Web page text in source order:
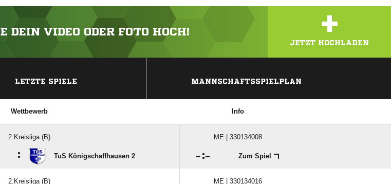
DEIN VIDEO ODER FOTO HOCH! +
JETZT HOCHLADEN
LETZTE SPIELE MANNSCHAFTSSPIELPLAN
Wettbewerb Info
2.Kreisliga (B) ME | 330134008
: TuS Königschaffhausen 2 : Zum Spiel
2.Kreisliga (B) ME | 330134016